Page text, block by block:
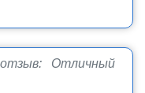
отзыв: Отличный